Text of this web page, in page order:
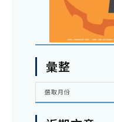
彙整
彙
選取月份